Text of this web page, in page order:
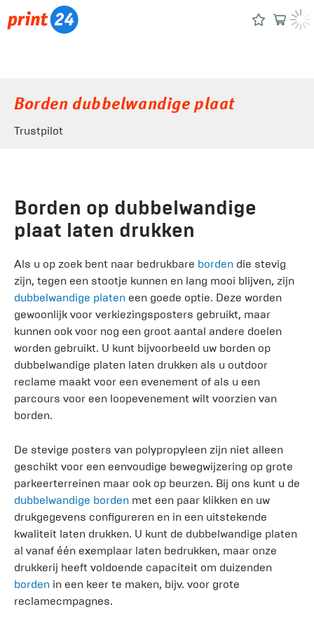
Borden dubbelwandige plaat
Trustpilot
Borden op dubbelwandige
plaat laten drukken
Als u op zoek bent naar bedrukbare borden die stevig
zijn, tegen een stootje kunnen en lang mooi blijven, zijn
dubbelwandige platen een goede optie. Deze worden
gewoonlijk voor verkiezingsposters gebruikt, maar
kunnen ook voor nog een groot aantal andere doelen
worden gebruikt. U kunt bijvoorbeeld uw borden op
dubbelwandige platen laten drukken als u outdoor
reclame maakt voor een evenement of als u een
parcours voor een loopevenement wilt voorzien van
borden.
De stevige posters van polypropyleen zijn niet alleen
geschikt voor een eenvoudige bewegwijzering op grote
parkeerterreinen maar ook op beurzen. Bij ons kunt u de
dubbelwandige borden met een paar klikken en uw
drukgegevens configureren en in een uitstekende
kwaliteit laten drukken. U kunt de dubbelwandige platen
al vanaf één exemplaar laten bedrukken, maar onze
drukkerij heeft voldoende capaciteit om duizenden
borden in een keer te maken, bijv. voor grote
reclamecmpagnes.